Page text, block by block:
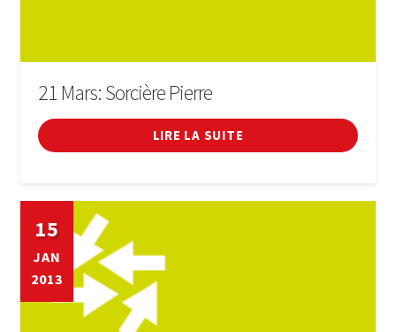
21 Mars: Sorcière Pierre
LIRE LA SUITE
15
JAN
2013